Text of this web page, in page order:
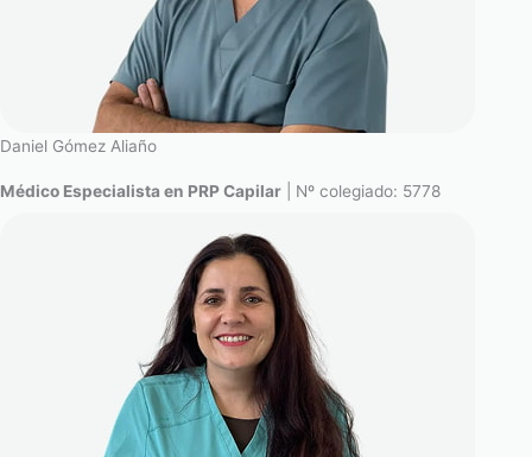
Daniel Gómez Aliaño
Médico Especialista en PRP Capilar | Nº colegiado: 5778